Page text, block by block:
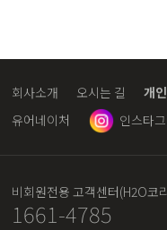
회사소개 오시는 길 개
유어네이처
인스타
비회원전용 고객센터(H2O코
1661-4785